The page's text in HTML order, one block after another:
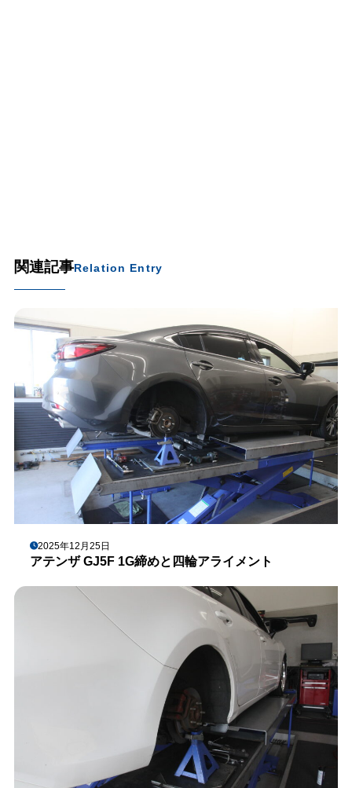
関連記事Relation Entry
2025年12月25日
アテンザ GJ5F 1G締めと四輪アライメント